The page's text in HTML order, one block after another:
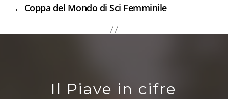
→ Coppa del Mondo di Sci Femminile
Il Piave in cifre